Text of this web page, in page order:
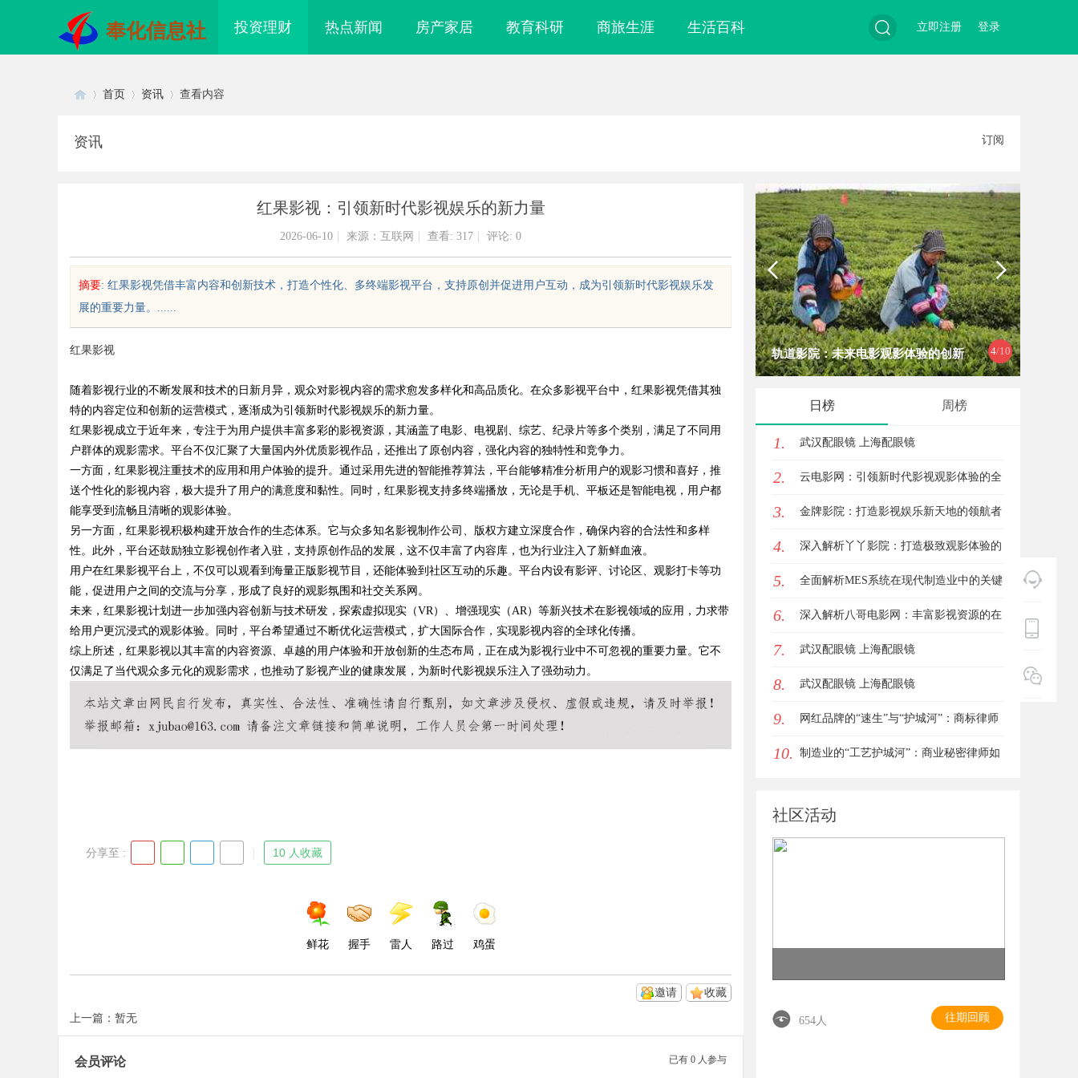
奉化信息社 投资理财 热点新闻 房产家居 教育科研 商旅生涯 生活百科
索
登录
立即注册
uz
!
首页 资讯 查看内容
资讯 订阅
红果影视：引领新时代影视娱乐的新力量
2026-06-10 来源：互联网 查看: 317 评论: 0
摘要: 红果影视凭借丰富内容和创新技术，打造个性化、多终端影视平台，支持原创并促进用户互动，成为引领新时代影视娱乐发
展的重要力量。......
红果影视
随着影视行业的不断发展和技术的日新月异，观众对影视内容的需求愈发多样化和高品质化。在众多影视平台中，红果影视凭借其独
特的内容定位和创新的运营模式，逐渐成为引领新时代影视娱乐的新力量。
红果影视成立于近年来，专注于为用户提供丰富多彩的影视资源，其涵盖了电影、电视剧、综艺、纪录片等多个类别，满足了不同用
户群体的观影需求。平台不仅汇聚了大量国内外优质影视作品，还推出了原创内容，强化内容的独特性和竞争力。
一方面，红果影视注重技术的应用和用户体验的提升。通过采用先进的智能推荐算法，平台能够精准分析用户的观影习惯和喜好，推
送个性化的影视内容，极大提升了用户的满意度和黏性。同时，红果影视支持多终端播放，无论是手机、平板还是智能电视，用户都
能享受到流畅且清晰的观影体验。
另一方面，红果影视积极构建开放合作的生态体系。它与众多知名影视制作公司、版权方建立深度合作，确保内容的合法性和多样
性。此外，平台还鼓励独立影视创作者入驻，支持原创作品的发展，这不仅丰富了内容库，也为行业注入了新鲜血液。
用户在红果影视平台上，不仅可以观看到海量正版影视节目，还能体验到社区互动的乐趣。平台内设有影评、讨论区、观影打卡等功
能，促进用户之间的交流与分享，形成了良好的观影氛围和社交关系网。
未来，红果影视计划进一步加强内容创新与技术研发，探索虚拟现实（VR）、增强现实（AR）等新兴技术在影视领域的应用，力求带
给用户更沉浸式的观影体验。同时，平台希望通过不断优化运营模式，扩大国际合作，实现影视内容的全球化传播。
综上所述，红果影视以其丰富的内容资源、卓越的用户体验和开放创新的生态布局，正在成为影视行业中不可忽视的重要力量。它不
仅满足了当代观众多元化的观影需求，也推动了影视产业的健康发展，为新时代影视娱乐注入了强劲动力。
分享至 : 10 人收藏
鲜花 握手 雷人 路过 鸡蛋
收藏
邀请
上一篇：暂无
已有 0 人参与
会员评论
4/10
探金融AI落地路径，天创信用
助力产业金融智能升级 功能与优势
轨道影院：未来电影观影体验的创新
日榜 周榜
1. 武汉配眼镜 上海配眼镜
2. 云电影网：引领新时代影视观影体验的全
新平台解析
3. 金牌影院：打造影视娱乐新天地的领航者
4. 深入解析丫丫影院：打造极致观影体验的
在线平台
5. 全面解析MES系统在现代制造业中的关键
作用与应用前景
6. 深入解析八哥电影网：丰富影视资源的在
线宝库
7. 武汉配眼镜 上海配眼镜
8. 武汉配眼镜 上海配眼镜
9. 网红品牌的“速生”与“护城河”：商标律师
如何破解流量变现的知产焦虑
10. 制造业的“工艺护城河”：商业秘密律师如
社区活动
654人 往期回顾